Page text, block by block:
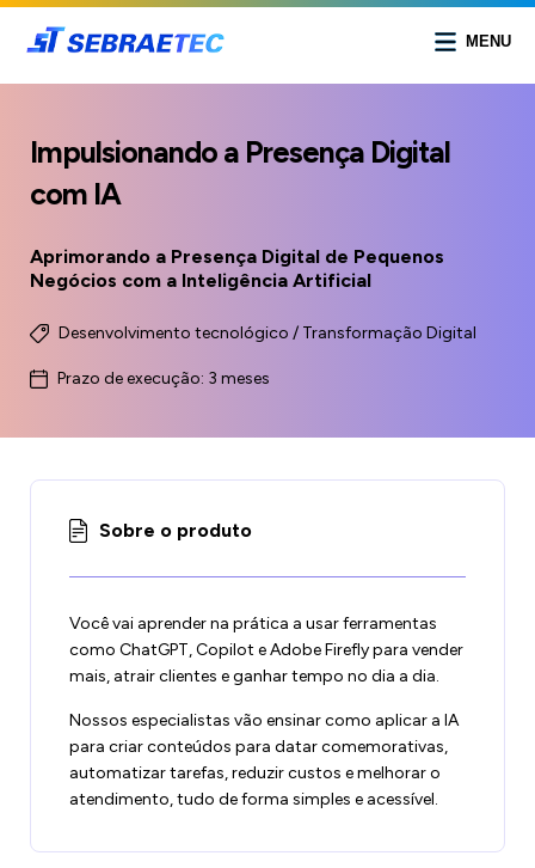
MENU
Impulsionando a Presença Digital
com IA
Aprimorando a Presença Digital de Pequenos
Negócios com a Inteligência Artificial
Desenvolvimento tecnológico / Transformação Digital
Prazo de execução: 3 meses
Sobre o produto
Você vai aprender na prática a usar ferramentas
como ChatGPT, Copilot e Adobe Firefly para vender
mais, atrair clientes e ganhar tempo no dia a dia.
Nossos especialistas vão ensinar como aplicar a IA
para criar conteúdos para datar comemorativas,
automatizar tarefas, reduzir custos e melhorar o
atendimento, tudo de forma simples e acessível.